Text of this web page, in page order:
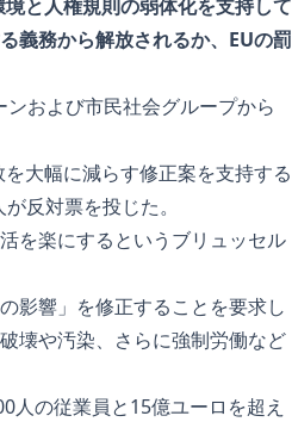
と人権規則の弱体化を支持して
義務から解放されるか、EUの罰
および市民社会グループから
大幅に減らす修正案を支持する
反対票を投じた。
を楽にするというブリュッセル
影響」を修正することを要求し
壊や汚染、さらに強制労働など
人の従業員と15億ユーロを超え